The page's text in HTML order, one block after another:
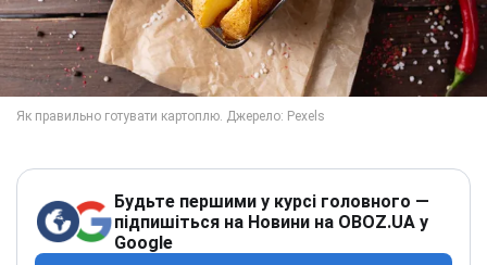
Будьте першими у курсі головного —
підпишіться на Новини на OBOZ.UA у
Google